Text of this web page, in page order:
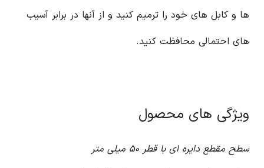
ها و کابل های خود را ترمیم کنید و از آنها در برابر آسیب
های احتمالی محافظت کنید.
ویژگی های محصول
سطح مقطع دایره ای با قطر ۵۰ میلی متر